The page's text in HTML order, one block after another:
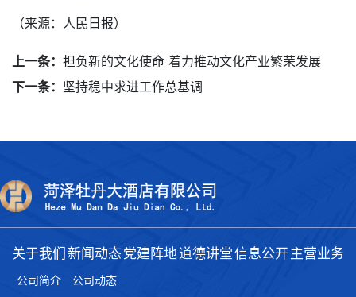
（来源：人民日报）
上一条： 担负新的文化使命 着力推动文化产业繁荣发展
下一条： 坚持稳中求进工作总基调
关于我们
公司简介
新闻动态
公司动态
党建阵地道德讲堂信息公开主营业务